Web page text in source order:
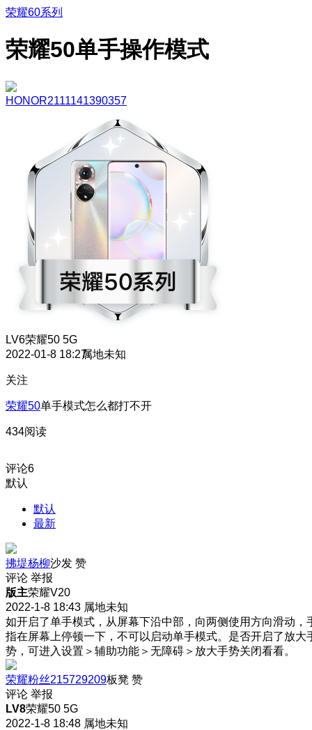
荣耀60系列
荣耀50单手操作模式
HONOR2111141390357
LV6荣耀50 5G
2022-01-8 18:27属地未知
关注
荣耀50单手模式怎么都打不开
434阅读
评论6
默认
默认
最新
拂堤杨柳沙发 赞
评论 举报
版主荣耀V20
2022-1-8 18:43 属地未知
如开启了单手模式，从屏幕下沿中部，向两侧使用方向滑动，
指在屏幕上停顿一下，不可以启动单手模式。是否开启了放大
势，可进入设置＞辅助功能＞无障碍＞放大手势关闭看看。
荣耀粉丝215729209板凳 赞
评论 举报
LV8荣耀50 5G
2022-1-8 18:48 属地未知